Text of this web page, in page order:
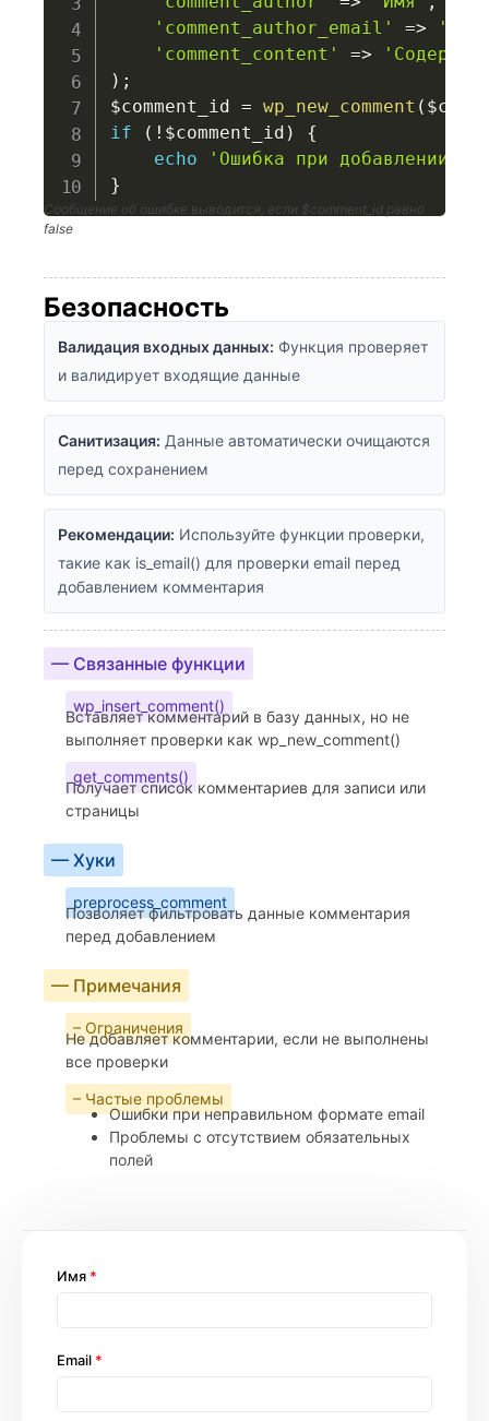
'comment_author_email'
=>
'comment_content'
=>
) ;
$comment_id = wp_new_comment (
if
( ! $comment_id )
{
echo
'Ошибка при добавлении
}
Сообщение об ошибке выводится, если $comment_id равно
false
Безопасность
Валидация входных данных: Функция проверяет
и валидирует входящие данные
Санитизация: Данные автоматически очищаются
перед сохранением
Рекомендации: Используйте функции проверки,
такие как is_email() для проверки email перед
добавлением комментария
— Связанные функции
wp_insert_comment()
Вставляет комментарий в базу данных, но не
выполняет проверки как wp_new_comment()
get_comments()
Получает список комментариев для записи или
страницы
— Хуки
preprocess_comment
Позволяет фильтровать данные комментария
перед добавлением
— Примечания
– Ограничения
Не добавляет комментарии, если не выполнены
все проверки
– Частые проблемы
Ошибки при неправильном формате email
Проблемы с отсутствием обязательных
полей
Имя *
Email *